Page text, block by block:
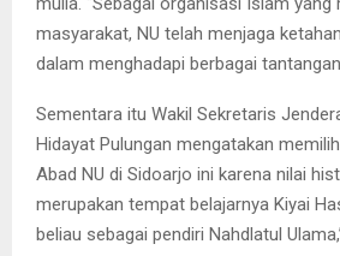
masyarakat, NU telah menjaga
dalam menghadapi berbagai
Sementara itu Wakil Sekretaris
Hidayat Pulungan mengatakan
Abad NU di Sidoarjo ini karena nilai
merupakan tempat belajarnya Kiyai
beliau sebagai pendiri Nahdlatul